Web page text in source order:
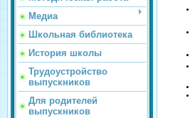
Медиа
Школьная библиотека
История школы
Трудоустройство
выпускников
Для родителей
выпускников